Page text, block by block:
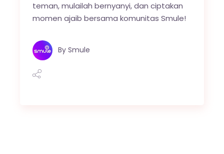
teman, mulailah bernyanyi, dan ciptakan
momen ajaib bersama komunitas Smule!
By Smule